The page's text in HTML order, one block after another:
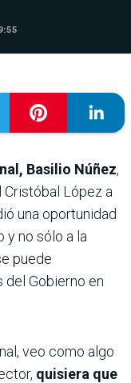
Basilio Núñez,
López a
una oportunidad
y no sólo a la
puede
Gobierno en
veo como algo
quisiera que